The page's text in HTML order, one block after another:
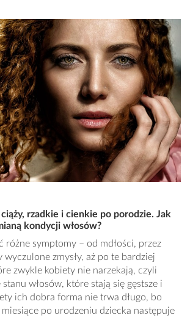
rzadkie i cienkie po porodzie. Jak
kondycji włosów?
różne symptomy – od mdłości, przez
wyczulone zmysły, aż po te bardziej
zwykle kobiety nie narzekają, czyli
włosów, które stają się gęstsze i
ich dobra forma nie trwa długo, bo
po urodzeniu dziecka następuje